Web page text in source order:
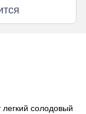
солодовый